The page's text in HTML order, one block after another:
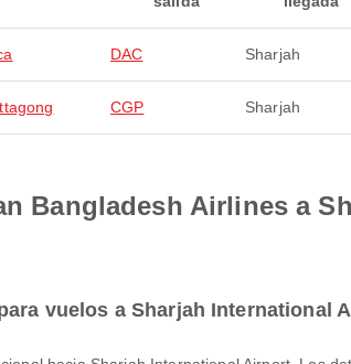
DAC Sharjah
CGP Sharjah
Bangladesh Airlines a
vuelos a Sharjah International